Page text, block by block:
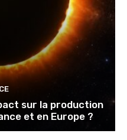
sur la production
et en Europe ?